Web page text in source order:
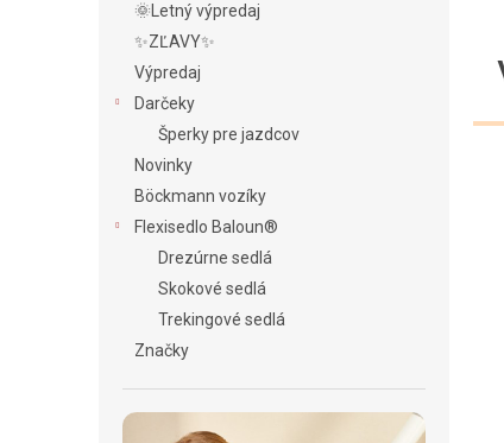
🌞Letný výpredaj
✨ZĽAVY✨
Výpredaj
Darčeky
Šperky pre jazdcov
Novinky
Böckmann vozíky
Flexisedlo Baloun®
Drezúrne sedlá
Skokové sedlá
Trekingové sedlá
Značky